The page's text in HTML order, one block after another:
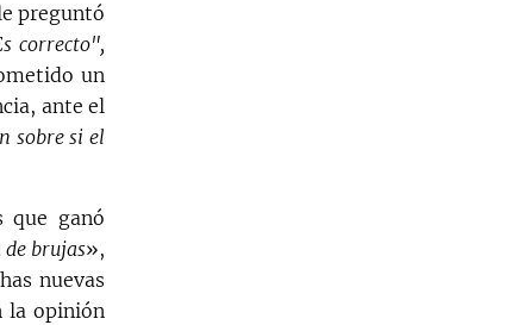
preguntó
correcto",
un
ante el
sobre si el
que ganó
de brujas»,
nuevas
la opinión